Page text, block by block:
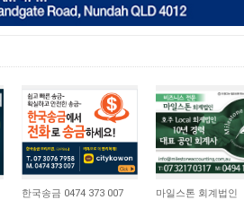
10,743
한국송금 0474 373 007 4,663
마일스톤 회계법인